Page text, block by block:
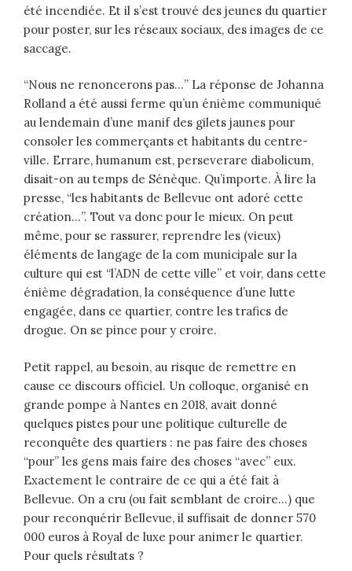
été incendiée. Et il s’est trouvé des jeunes du quartier
pour poster, sur les réseaux sociaux, des images de ce
saccage.
“Nous ne renoncerons pas…” La réponse de Johanna
Rolland a été aussi ferme qu’un énième communiqué
au lendemain d’une manif des gilets jaunes pour
consoler les commerçants et habitants du centre-
ville. Errare, humanum est, perseverare diabolicum,
disait-on au temps de Sénèque. Qu’importe. À lire la
presse, “les habitants de Bellevue ont adoré cette
création…”. Tout va donc pour le mieux. On peut
même, pour se rassurer, reprendre les (vieux)
éléments de langage de la com municipale sur la
culture qui est “l’ADN de cette ville” et voir, dans cette
énième dégradation, la conséquence d’une lutte
engagée, dans ce quartier, contre les trafics de
drogue. On se pince pour y croire.
Petit rappel, au besoin, au risque de remettre en
cause ce discours officiel. Un colloque, organisé en
grande pompe à Nantes en 2018, avait donné
quelques pistes pour une politique culturelle de
reconquête des quartiers : ne pas faire des choses
“pour” les gens mais faire des choses “avec” eux.
Exactement le contraire de ce qui a été fait à
Bellevue. On a cru (ou fait semblant de croire…) que
pour reconquérir Bellevue, il suffisait de donner 570
000 euros à Royal de luxe pour animer le quartier.
Pour quels résultats ?